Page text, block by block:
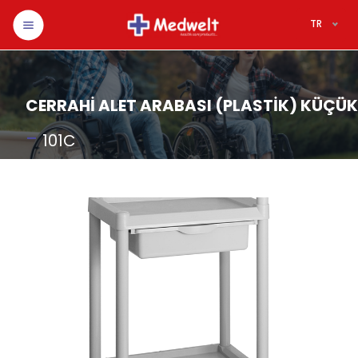
TR
CERRAHİ ALET ARABASI (PLASTİK) KÜÇÜK
-101C